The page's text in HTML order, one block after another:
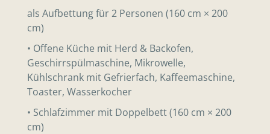
als Aufbettung für 2 Personen (160 cm × 200
cm)
• Offene Küche mit Herd & Backofen,
Geschirrspülmaschine, Mikrowelle,
Kühlschrank mit Gefrierfach, Kaffeemaschine,
Toaster, Wasserkocher
• Schlafzimmer mit Doppelbett (160 cm × 200
cm)